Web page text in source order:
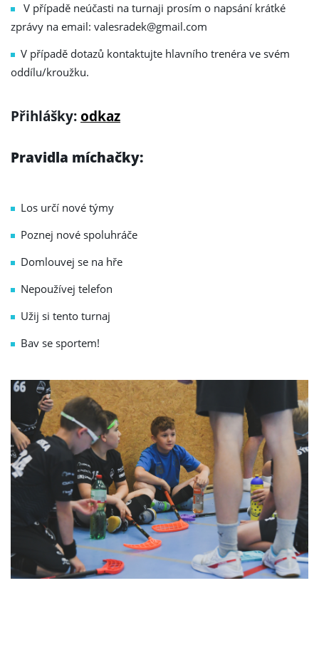
V případě neúčasti na turnaji prosím o napsání krátké
zprávy na email: valesradek@gmail.com
V případě dotazů kontaktujte hlavního trenéra ve svém
oddílu/kroužku.
Přihlášky:odkaz
Pravidla míchačky:
Los určí nové týmy
Poznej nové spoluhráče
Domlouvej se na hře
Nepoužívej telefon
Užij si tento turnaj
Bav se sportem!